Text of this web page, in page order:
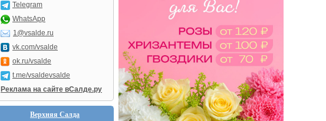
Telegram
WhatsApp
1@vsalde.ru
vk.com/vsalde
ok.ru/vsalde
t.me/vsaldevsalde
Реклама на сайте вСалде.ру
Верхняя Салда